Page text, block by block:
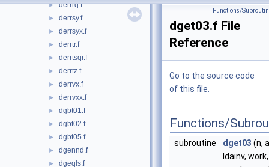
► derrrq.f
► derrsy.f
► derrsyx.f
► derrtr.f
► derrtsqr.f
► derrtz.f
► derrvx.f
► derrvxx.f
► dgbt01.f
► dgbt02.f
► dgbt05.f
► dgennd.f
► dgeqls.f
Functions/
dget03.f File
Reference
Go to the source code
of this file.
Functions/
subroutine dget03 (n,
ldainv,